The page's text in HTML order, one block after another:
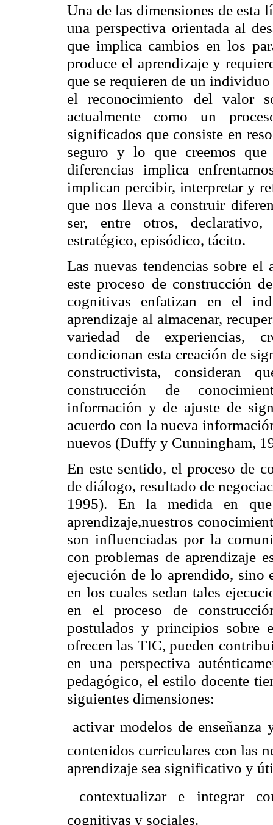
Una de las dimensiones de esta
una perspectiva orientada al
que implica cambios en los
produce el aprendizaje y
que se requieren de un
el reconocimiento del valor
actualmente como un
significados que consiste en
seguro y lo que creemos que
diferencias implica
implican percibir, interpretar y
que nos lleva a construir
ser, entre otros, declarativo,
estratégico, episódico, tácito.
Las nuevas tendencias sobre el
este proceso de construcción
cognitivas enfatizan en el
aprendizaje al almacenar,
variedad de experiencias,
condicionan esta creación de
constructivista, consideran
construcción de
información y de ajuste de
acuerdo con la nueva
nuevos (Duffy y Cunningham,
En este sentido, el proceso de
de diálogo, resultado de
1995). En la medida en
aprendizaje,nuestros
son influenciadas por la
con problemas de aprendizaje
ejecución de lo aprendido,
en los cuales sedan tales
en el proceso de
postulados y principios sobre
ofrecen las TIC, pueden
en una perspectiva
pedagógico, el estilo docente
siguientes dimensiones:
 activar modelos de
contenidos curriculares con las
aprendizaje sea significativo y
 contextualizar e integrar
cognitivas y sociales.